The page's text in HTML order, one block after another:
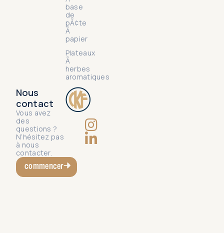
base
de
pÃ¢te
Ã
papier
Plateaux
Ã
herbes
aromatiques
Nous
contact
Vous avez
des
questions ?
N’hésitez pas
à nous
contacter.
commencer